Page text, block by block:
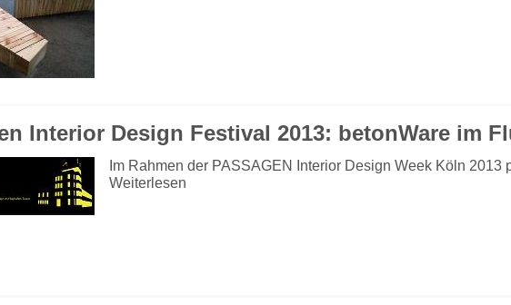
Interior Design Festival 2013: betonWare im
Im Rahmen der PASSAGEN Interior Design Week Köln 2013
Weiterlesen